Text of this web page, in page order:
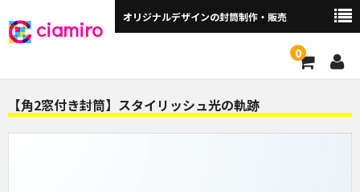
ciamiro オリジナルデザインの封筒制作・販売
0
封筒サイズから探す ▼
角2封筒（240×332mm）
【角2窓付き封筒】スタイリッシュ光の軌跡